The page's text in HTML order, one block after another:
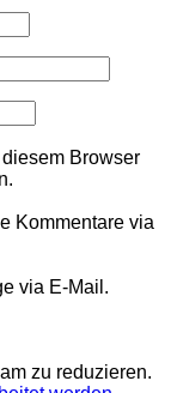
Browser
Kommentare via
via E-Mail.
zu reduzieren.